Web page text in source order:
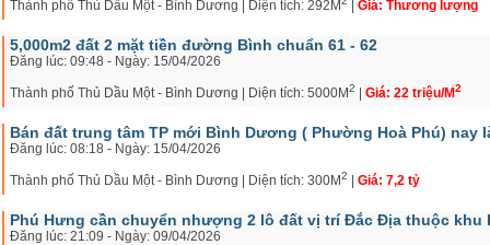
Thành phố Thủ Dầu Một - Bình Dương | Diện tích: 292M Giá: Thương lượng
5,000m2 đất 2 mặt tiền đường Bình chuẩn 61 - 62
Đăng lúc: 09:48 - Ngày: 15/04/2026
Thành phố Thủ Dầu Một - Bình Dương | Diện tích: 5000M2 Giá: 22 triệu/M2
Bán đất trung tâm TP mới Bình Dương ( Phường Hoà Phú)
Đăng lúc: 08:18 - Ngày: 15/04/2026
Thành phố Thủ Dầu Một - Bình Dương | Diện tích: 300M2 Giá: 7,2 tỷ
Phú Hưng cần chuyển nhượng 2 lô đất vị trí Đắc Địa thuộc khu
Đăng lúc: 21:09 - Ngày: 09/04/2026